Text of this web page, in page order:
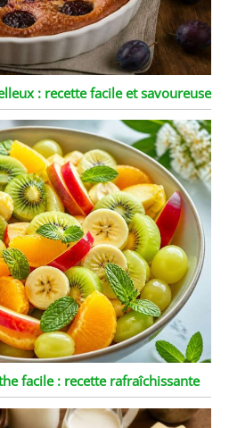
: recette facile et savoureuse
facile : recette rafraîchissante